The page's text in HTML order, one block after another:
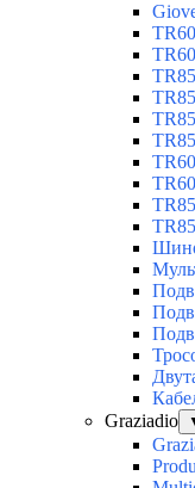
Graziadio